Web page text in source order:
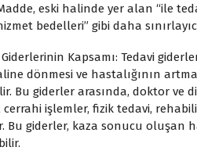
eski halinde yer alan “ile
bedelleri” gibi daha
Giderlerinin Kapsamı: Tedavi
dönmesi ve hastalığının
Bu giderler arasında, doktor ve
cerrahi işlemler, fizik tedavi,
Bu giderler, kaza sonucu oluşan